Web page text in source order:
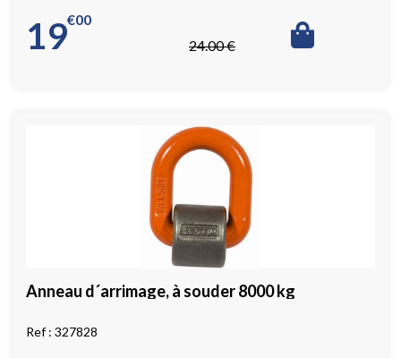
24.00€
19 00
€
Anneau d´arrimage, à souder 8000 kg
327828